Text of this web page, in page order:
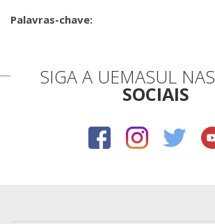
Palavras-chave:
SIGA A UEMASUL NAS
SOCIAIS